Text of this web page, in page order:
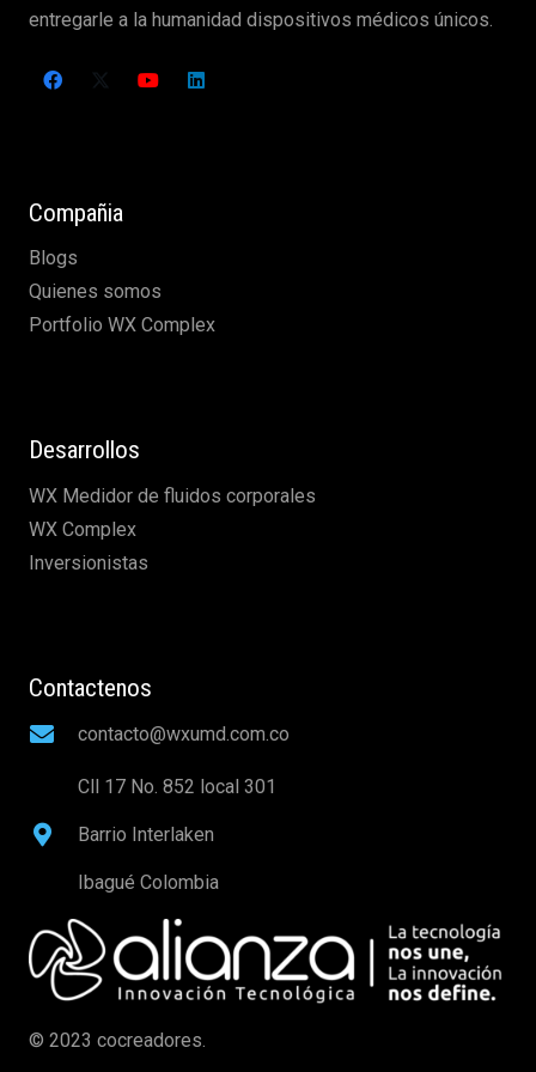
entregarle a la humanidad dispositivos médicos únicos.
Compañia
Blogs
Quienes somos
Portfolio WX Complex
Desarrollos
WX Medidor de fluidos corporales
WX Complex
Inversionistas
Contactenos
contacto@wxumd.com.co
Cll 17 No. 852 local 301
Barrio Interlaken
Ibagué Colombia
© 2023 cocreadores.